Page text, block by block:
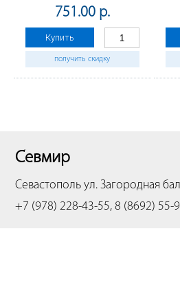
2300N/2700N/3500N/3501N/
(CET), CET7683
751.00 р.
Купить
получить скидку
Севмир
Севастополь ул. Загородная
+7 (978) 228-43-55, 8 (8692) 55-